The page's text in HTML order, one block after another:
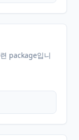
package입니